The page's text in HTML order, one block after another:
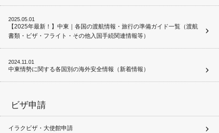
2025.05.01
【2025年最新！】中東｜各国の渡航情報・旅行の準備ガイド一覧（渡航
書類・ビザ・フライト・その他入国手続関連情報等）
2024.11.01
中東情勢に関する各国別の海外安全情報（新着情報）
ビザ申請
イラクビザ・大使館申請